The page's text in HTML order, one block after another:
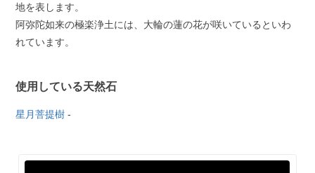
地を表します。
阿弥陀如来の極楽浄土には、大輪の蓮の花が咲いているといわ
れています。
使用している天然石
星月菩提樹 -